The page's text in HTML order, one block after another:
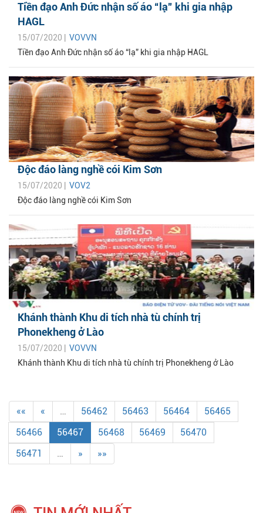
Tiền đạo Anh Đức nhận số áo “lạ” khi gia nhập
HAGL
15/07/2020 | VOVVN
Tiền đạo Anh Đức nhận số áo “lạ” khi gia nhập HAGL
Độc đáo làng nghề cói Kim Sơn
15/07/2020 | VOV2
Độc đáo làng nghề cói Kim Sơn
Khánh thành Khu di tích nhà tù chính trị
Phonekheng ở Lào
15/07/2020 | VOVVN
Khánh thành Khu di tích nhà tù chính trị Phonekheng ở Lào
«« « … 56462 56463 56464
56465
56466
56467 56468 56469
56470
56471
… » »»